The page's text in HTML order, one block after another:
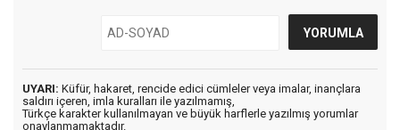
UYARI: Küfür, hakaret, rencide edici cümleler veya imalar, inançlara
saldırı içeren, imla kuralları ile yazılmamış,
Türkçe karakter kullanılmayan ve büyük harflerle yazılmış yorumlar
onaylanmamaktadır.